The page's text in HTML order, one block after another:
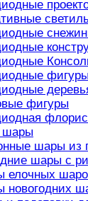
фигуры
фигуры
шары
шары из
шары с
елочных
новогодних